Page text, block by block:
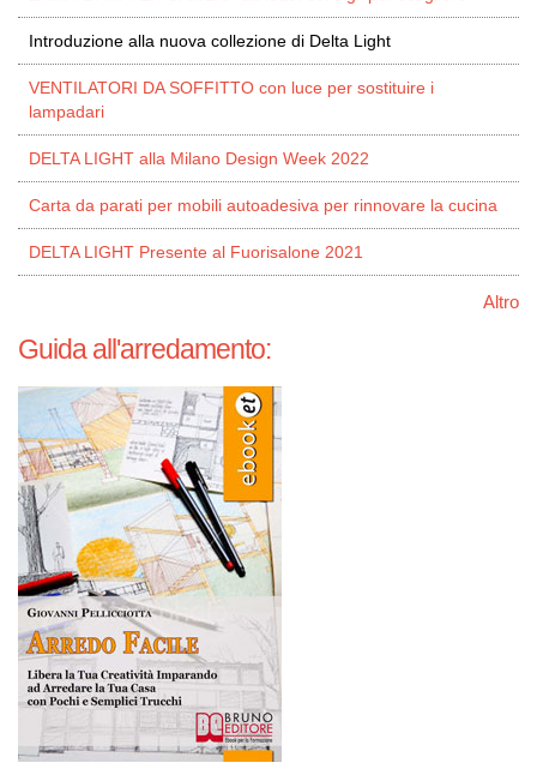
Introduzione alla nuova collezione di Delta Light
VENTILATORI DA SOFFITTO con luce per sostituire i
lampadari
DELTA LIGHT alla Milano Design Week 2022
Carta da parati per mobili autoadesiva per rinnovare la cucina
DELTA LIGHT Presente al Fuorisalone 2021
Altro
Guida all'arredamento: